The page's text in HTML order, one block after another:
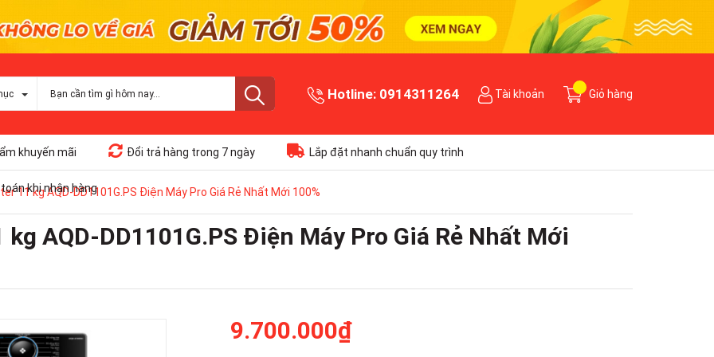
Hotline: 0914311264 Tài khoản Giỏ hàng
khuyến mãi Đổi trả hàng trong 7 ngày Lắp đặt nhanh chuẩn quy trình
khi nhận hàng
11 kg AQD-DD1101G.PS Điện Máy Pro Giá Rẻ Nhất Mới 100%
AQD-DD1101G.PS Điện Máy Pro Giá Rẻ Nhất Mới
9.700.000₫